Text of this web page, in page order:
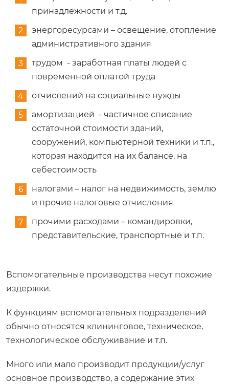
принадлежности и т.д.
энергоресурсами – освещение, отопление
административного здания
трудом - заработная платы людей с
повременной оплатой труда
отчислений на социальные нужды
амортизацией - частичное списание
остаточной стоимости зданий,
сооружений, компьютерной техники и т.п.,
которая находится на их балансе, на
себестоимость
налогами – налог на недвижимость, землю
и прочие налоговые отчисления
прочими расходами – командировки,
представительские, транспортные и т.п.
Вспомогательные производства несут похожие
издержки.
К функциям вспомогательных подразделений
обычно относятся клининговое, техническое,
технологическое обслуживание и т.п.
Много или мало производит продукции/услуг
основное производство, а содержание этих